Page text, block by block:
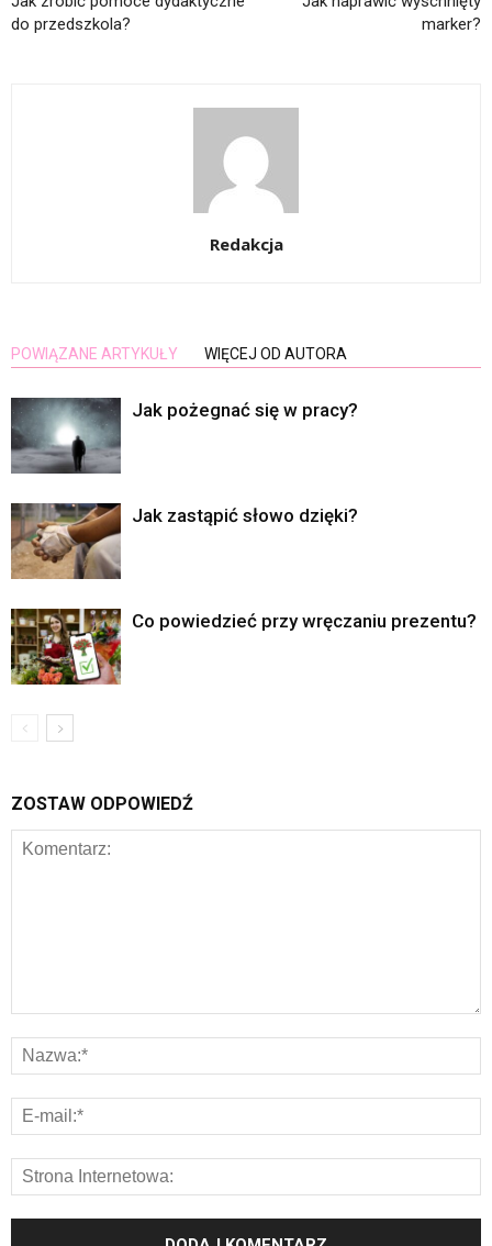
do przedszkola?
marker?
Redakcja
POWIĄZANE ARTYKUŁY WIĘCEJ OD AUTORA
Jak pożegnać się w pracy?
Jak zastąpić słowo dzięki?
Co powiedzieć przy wręczaniu prezentu?
ZOSTAW ODPOWIEDŹ